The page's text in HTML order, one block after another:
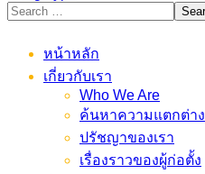
หน้าหลัก
เกี่ยวกับเรา
Who We Are
ค้นหาความแตกต่าง
ปรัชญาของเรา
เรื่องราวของผู้ก่อตั้ง